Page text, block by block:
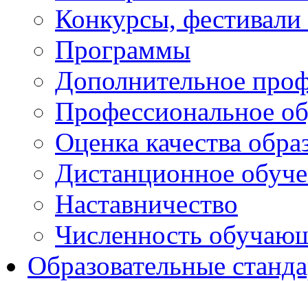
Конкурсы,
Программы
Дополнительное
Профессиональное
Оценка качества
Дистанционное
Наставничество
Численность
Образовательные